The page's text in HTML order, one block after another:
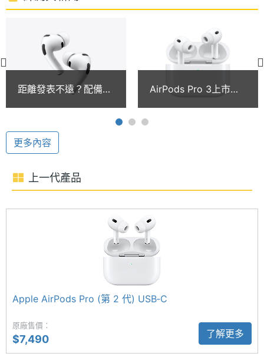
AirPods Pro 3 採用 H2 晶片且結合全新多孔聲學架
構，精準控制氣流，透過內向式麥克風將聲音直接傳
入耳道，呈現更深沉的低音、清晰通透的人聲與寬廣
訊，帶來極致音樂表現。全新「適應性等化」功能可
依據耳形與佩戴貼合度，量身打造專屬音訊特性，並
結合動態頭部追蹤，提供沉浸感十足的音效體驗；同
時支援音訊共享功能，讓你與他人共同享受音樂。
AirPods Pro 3 配備全新超低噪音麥克風，結合先進音
訊演算法，有效消除周遭環境噪音，相較於上一代降
應性通透模式」可將嘈雜聲降低至最小，仍能清楚聽
見周遭環境聲音；同時「對話感知」功能會自動感測
你與身旁人交談的情況，並自動調低播放音量，讓通
話與互動更自然舒適。
時間
連接與應用
Yes
藍牙版
本
5.3
無線充
電
配戴感
Yes
作
左右耳
Yes
距離發表不遠？配備鏡
AirPods Pro 3上市半
更多內容
上一代產品
Apple AirPods Pro (第 2 代) USB‑C
原廠售價：
$7,490 了解更多